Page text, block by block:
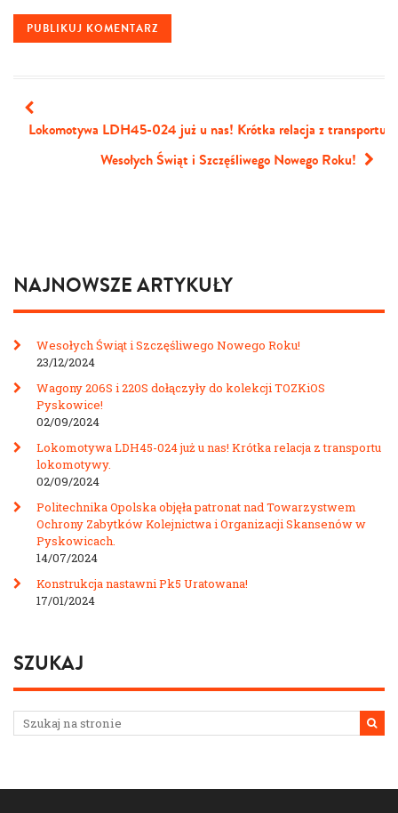
Lokomotywa LDH45-024 już u nas! Krótka relacja z transportu
Wesołych Świąt i Szczęśliwego Nowego Roku!
NAJNOWSZE ARTYKUŁY
Wesołych Świąt i Szczęśliwego Nowego Roku!
23/12/2024
Wagony 206S i 220S dołączyły do kolekcji TOZKiOS
Pyskowice!
02/09/2024
Lokomotywa LDH45-024 już u nas! Krótka relacja z transportu
lokomotywy.
02/09/2024
Politechnika Opolska objęła patronat nad Towarzystwem
Ochrony Zabytków Kolejnictwa i Organizacji Skansenów w
Pyskowicach.
14/07/2024
Konstrukcja nastawni Pk5 Uratowana!
17/01/2024
SZUKAJ